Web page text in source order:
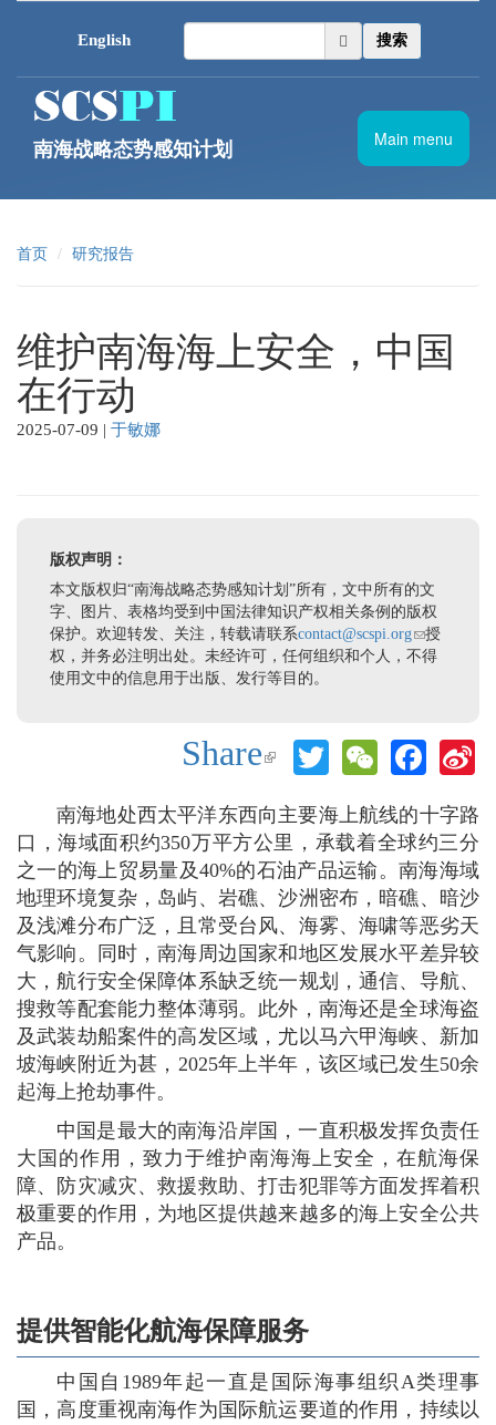
南海战略态势感知计划
搜索
English
Main menu
首页 研究报告
维护南海海上安全，中国
在行动
版权声明：
本文版权归“南海战略态势感知计划”所有，文中所有的文
字、图片、表格均受到中国法律知识产权相关条例的版权
保护。欢迎转发、关注，转载请联系contact@scspi.org(link sends e-
mail)
授
权，并务必注明出处。未经许可，任何组织和个人，不得
使用文中的信息用于出版、发行等目的。
2025-07-09 | 于敏娜
Share
(link is
TwitterWeChat
南海地处西太平洋东西向主要海上航线的十字路
口，海域面积约350万平方公里，承载着全球约三分
之一的海上贸易量及40%的石油产品运输。南海海域
地理环境复杂，岛屿、岩礁、沙洲密布，暗礁、暗沙
及浅滩分布广泛，且常受台风、海雾、海啸等恶劣天
气影响。同时，南海周边国家和地区发展水平差异较
大，航行安全保障体系缺乏统一规划，通信、导航、
搜救等配套能力整体薄弱。此外，南海还是全球海盗
及武装劫船案件的高发区域，尤以马六甲海峡、新加
坡海峡附近为甚，2025年上半年，该区域已发生50余
起海上抢劫事件。
中国是最大的南海沿岸国，一直积极发挥负责任
大国的作用，致力于维护南海海上安全，在航海保
障、防灾减灾、救援救助、打击犯罪等方面发挥着积
极重要的作用，为地区提供越来越多的海上安全公共
产品。
提供智能化航海保障服务
中国自1989年起一直是国际海事组织A类理事
国，高度重视南海作为国际航运要道的作用，持续以